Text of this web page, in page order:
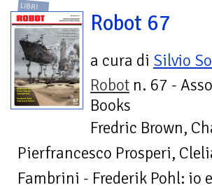
LIBRI
Robot 67
a cura di Silvio
Robot n. 67 -
Books
Fredric Brown,
Pierfrancesco Prosperi,
Fambrini - Frederik Pohl: io